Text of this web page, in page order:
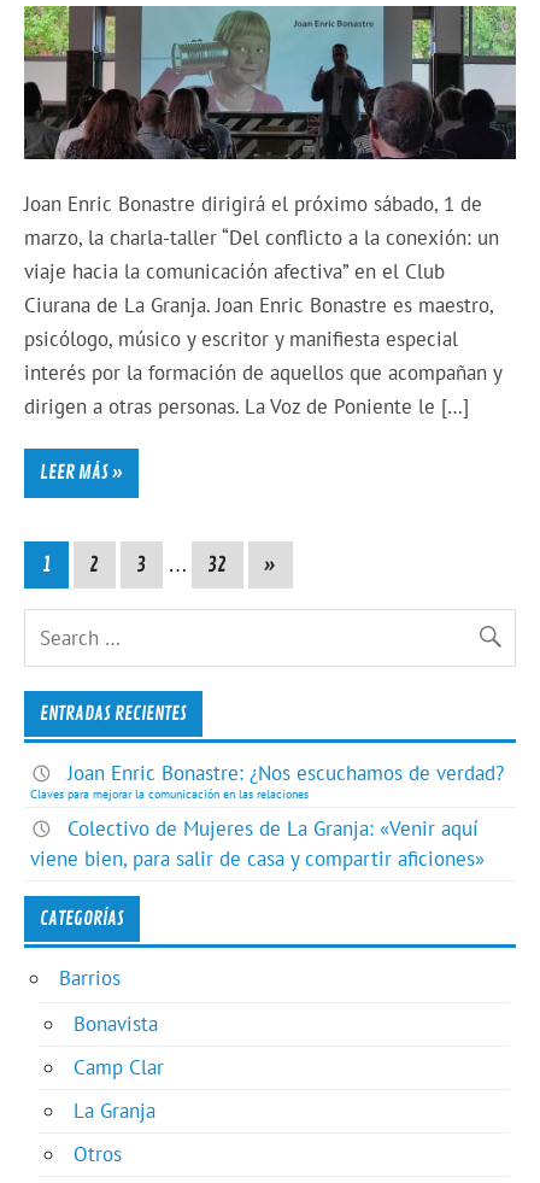
Joan Enric Bonastre dirigirá el próximo sábado, 1 de
marzo, la charla-taller “Del conflicto a la conexión: un
viaje hacia la comunicación afectiva” en el Club
Ciurana de La Granja. Joan Enric Bonastre es maestro,
psicólogo, músico y escritor y manifiesta especial
interés por la formación de aquellos que acompañan y
dirigen a otras personas. La Voz de Poniente le […]
LEER MÁS »
1 2 3 … 32 »
ENTRADAS RECIENTES
Joan Enric Bonastre: ¿Nos escuchamos de verdad?
Claves para mejorar la comunicación en las relaciones
Colectivo de Mujeres de La Granja: «Venir aquí
viene bien, para salir de casa y compartir aficiones»
CATEGORÍAS
Barrios
Bonavista
Camp Clar
La Granja
Otros